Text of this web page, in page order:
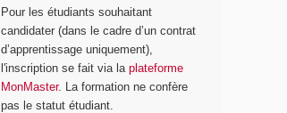
Pour les étudiants souhaitant
candidater (dans le cadre d’un contrat
d’apprentissage uniquement),
l'inscription se fait via laplateforme
MonMaster. La formation ne confère
pas le statut étudiant.